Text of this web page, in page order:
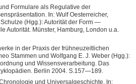
Formulare als Regulative der
In: Wulf Oesterreicher,
(Hgg.): Autorität der Form —
Autorität. Münster, Hamburg, London u.a.
in der Praxis der frühneuzeitlichen
Stammen und Wolfgang E. J. Weber (Hgg.):
und Wissensverarbeitung. Das
Berlin 2004. S.157—189.
und Universalgeschichte. In: